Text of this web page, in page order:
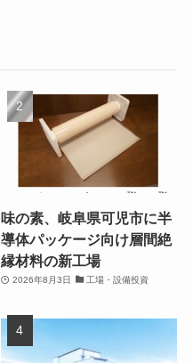
味の素、岐阜県可児市に半
導体パッケージ向け層間絶
縁材料の新工場
2026年8月3日 工場・設備投資